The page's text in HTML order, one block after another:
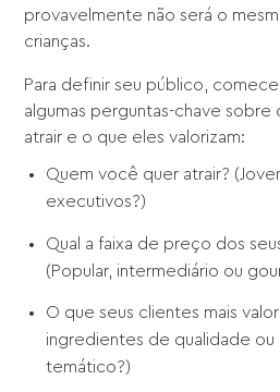
provavelmente não será o
crianças.
Para definir seu público,
algumas perguntas-chave
atrair e o que eles valorizam:
Quem você quer atrair?
executivos?)
Qual a faixa de preço dos
(Popular, intermediário ou
O que seus clientes mais
ingredientes de qualidade ou
temático?)